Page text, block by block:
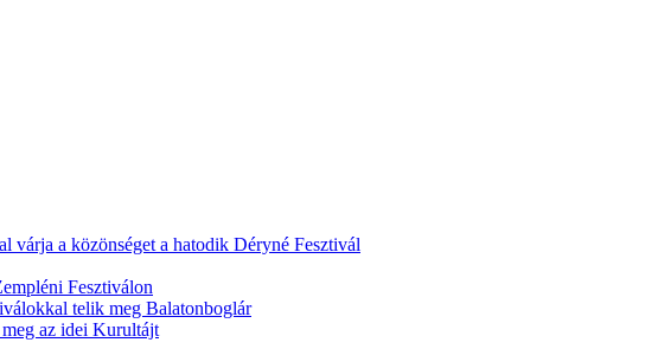
várja a közönséget a hatodik Déryné Fesztivál
Fesztiválon
telik meg Balatonboglár
az idei Kurultájt